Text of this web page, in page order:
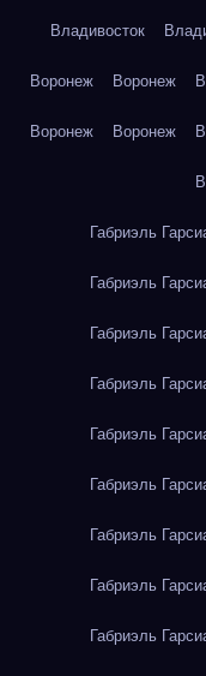
Владивосток
Воронеж Воронеж
Воронеж Воронеж
Габриэль
Габриэль
Габриэль
Габриэль
Габриэль
Габриэль
Габриэль
Габриэль
Габриэль